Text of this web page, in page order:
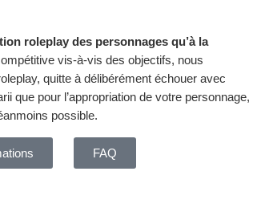
roleplay des personnages qu’à la
vis-à-vis des objectifs, nous
quitte à délibérément échouer avec
que pour l’appropriation de votre personnage,
possible.
FAQ